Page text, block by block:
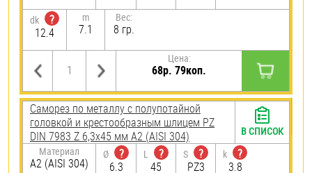
dk
?
12.4
m
7.1
Вес:
8 гр.
Цена:
68р. 79коп.
Саморез по металлу с полупотайной
головкой и крестообразным шлицем PZ
DIN 7983 Z 6,3х45 мм А2 (AISI 304)
Материал
А2 (AISI 304)
Ø
?
6.3
L
?
45
S
?
PZ3
k
?
3.8
В СПИСОК